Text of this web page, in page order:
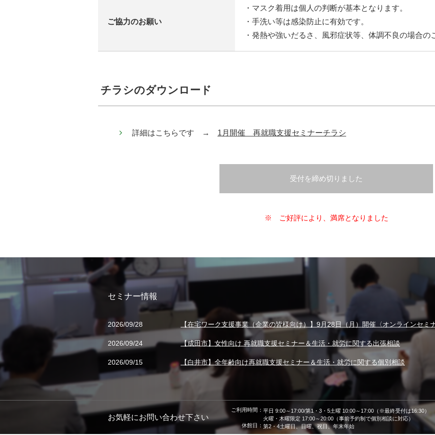
ご協力のお願い
・マスク着用は個人の判断が基本となります。
・手洗い等は感染防止に有効です。
・発熱や強いだるさ、風邪症状等、体調不良の場合の
チラシのダウンロード
詳細はこちらです → 1月開催 再就職支援セミナーチラシ
受付を締め切りました
※ ご好評により、満席となりました
セミナー情報
2026/09/28 【在宅ワーク支援事業（企業の皆様向け）】9月28日（月）開催〈オンラインセミナ
2026/09/24 【成田市】女性向け 再就職支援セミナー＆生活・就労に関する出張相談
2026/09/15 【白井市】全年齢向け再就職支援セミナー＆生活・就労に関する個別相談
お気軽にお問い合わせ下さい
ご利用時間： 平日 9:00～17:00/第1・3・5土曜 10:00～17:00（※最終受付は16:30）
火曜・木曜限定 17:00～20:00（事前予約制で個別相談に対応）
休館日： 第2・4土曜日、日曜、祝日、年末年始